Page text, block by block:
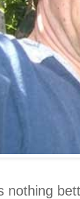
nothing